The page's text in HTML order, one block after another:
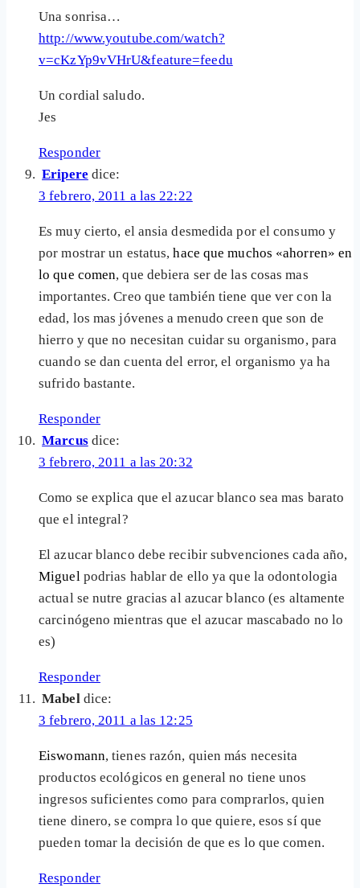
Una sonrisa…
http://www.youtube.com/watch?
v=cKzYp9vVHrU&feature=feedu
Un cordial saludo.
Jes
Responder
Eripere dice:
3 febrero, 2011 a las 22:22
Es muy cierto, el ansia desmedida por el consumo y
por mostrar un estatus,hace que muchos «ahorren» en
lo que comen, que debiera ser de las cosas mas
importantes. Creo que también tiene que ver con la
edad, los mas jóvenes a menudo creen que son de
hierro y que no necesitan cuidar su organismo, para
cuando se dan cuenta del error, el organismo ya ha
sufrido bastante.
Responder
Marcus dice:
3 febrero, 2011 a las 20:32
Como se explica que el azucar blanco sea mas barato
que el integral?
El azucar blanco debe recibir subvenciones cada año,
Miguel podrias hablar de ello ya que la odontologia
actual se nutre gracias al azucar blanco (es altamente
carcinógeno mientras que el azucar mascabado no lo
es)
Responder
Mabel dice:
3 febrero, 2011 a las 12:25
Eiswomann, tienes razón, quien más necesita
productos ecológicos en general no tiene unos
ingresos suficientes como para comprarlos, quien
tiene dinero, se compra lo que quiere, esos sí que
pueden tomar la decisión de que es lo que comen.
Responder